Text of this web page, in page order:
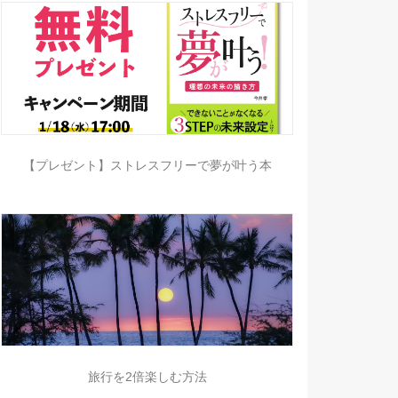
【プレゼント】ストレスフリーで夢が叶う本
旅行を2倍楽しむ方法